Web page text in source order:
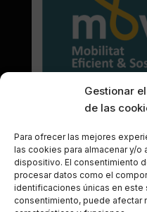
Gestionar
de las
Para ofrecer las mejores
las cookies para almacenar y/o
dispositivo. El consentimiento
procesar datos como el
identificaciones únicas en este
consentimiento, puede afectar
© 2025 Frame
reservats.
Web de Frame